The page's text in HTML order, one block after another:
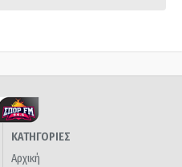
ΚΑΤΗΓΟΡΙΕΣ
Αρχική